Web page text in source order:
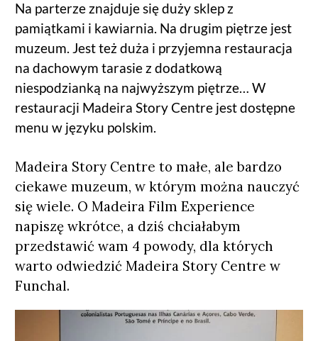
Na parterze znajduje się duży sklep z
pamiątkami i kawiarnia. Na drugim piętrze jest
muzeum. Jest też duża i przyjemna restauracja
na dachowym tarasie z dodatkową
niespodzianką na najwyższym piętrze… W
restauracji Madeira Story Centre jest dostępne
menu w języku polskim.
Madeira Story Centre to małe, ale bardzo
ciekawe muzeum, w którym można nauczyć
się wiele. O Madeira Film Experience
napiszę wkrótce, a dziś chciałabym
przedstawić wam 4 powody, dla których
warto odwiedzić Madeira Story Centre w
Funchal.